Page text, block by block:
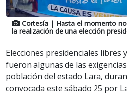
Cortesía | Hasta el momento
la realización de una elección
Elecciones presidenciales libres
fueron algunas de las
población del estado Lara,
convocada este sábado 25 por